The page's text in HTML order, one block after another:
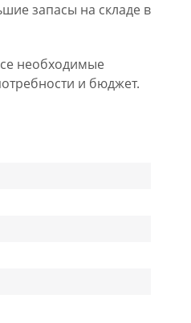
запасы на складе в
необходимые
и бюджет.